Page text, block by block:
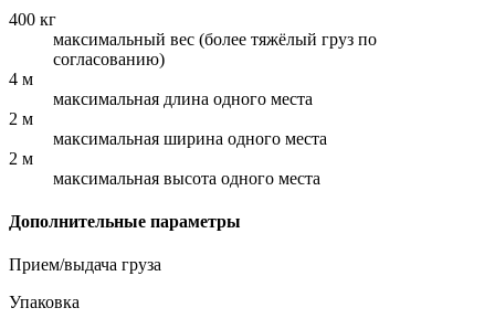
400 кг
максимальный вес (более тяжёлый груз по
согласованию)
4 м
максимальная длина одного места
2 м
максимальная ширина одного места
2 м
максимальная высота одного места
Дополнительные параметры
Прием/выдача груза
Упаковка